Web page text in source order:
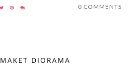
0 COMMENTS
MAKET DIORAMA